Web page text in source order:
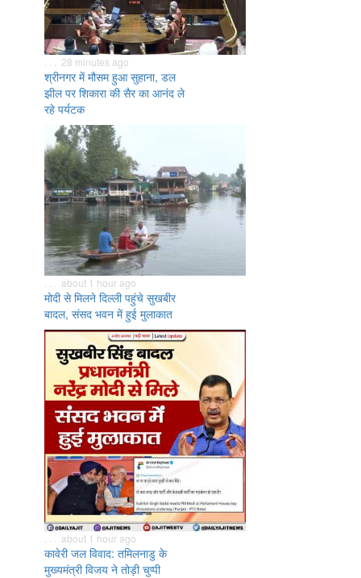
. . . 28 minutes ago
श्रीनगर में मौसम हुआ सुहाना, डल
झील पर शिकारा की सैर का आनंद ले
रहे पर्यटक
. . . about 1 hour ago
मोदी से मिलने दिल्ली पहुंचे सुखबीर
बादल, संसद भवन में हुई मुलाकात
. . . about 1 hour ago
कावेरी जल विवाद: तमिलनाडु के
मुख्यमंत्री विजय ने तोड़ी चुप्पी